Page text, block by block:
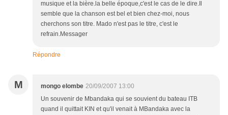
musique et la bière.la belle époque,c'est le cas de le dire.Il
semble que la chanson est bel et bien chez-moi, nous
cherchons son titre. Mado n'est pas le titre, c'est le
refrain.Messager
Répondre
M mongo elombe 20/09/2007 13:00
Un souvenir de Mbandaka qui se souvient du bateau ITB
quand il quittait KIN et qu'il venait à MBandaka avec la